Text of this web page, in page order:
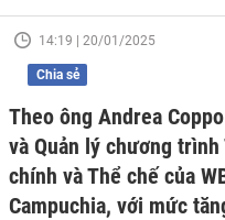
14:19 | 20/01/2025
Chia sẻ
Theo ông Andrea
và Quản lý chương
chính và Thể chế của
Campuchia, với mức